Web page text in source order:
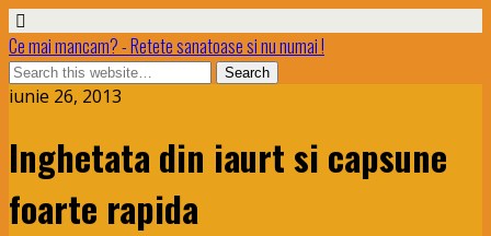
Ce mai mancam? - Retete sanatoase si nu numai !
iunie 26, 2013
Inghetata din iaurt si capsune
foarte rapida